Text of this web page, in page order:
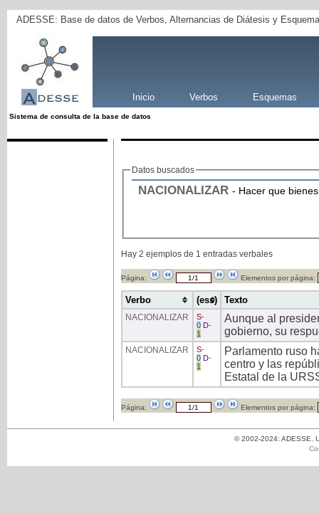
ADESSE: Base de datos de Verbos, Alternancias de Diátesis y
Inicio Verbos Esquemas
Sistema de consulta de la base de datos
Datos buscados
NACIONALIZAR - Hacer que
Hay 2 ejemplos de 1 entradas verbales
Página: Elementos por página:
Verbo (ess) Texto
NACIONALIZAR S-
0 D-
1
Aunque al
gobierno, su
NACIONALIZAR S-
0 D-
1
Parlamento ruso
centro y las
Estatal de la
Página: Elementos por página:
© 2002-2024: ADESSE.